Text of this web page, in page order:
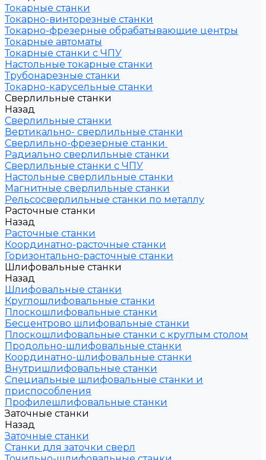
Токарные станки
Токарно-винторезные станки
Токарно-фрезерные обрабатывающие центры
Токарные автоматы
Токарные станки с ЧПУ
Настольные токарные станки
Трубонарезные станки
Токарно-карусельные станки
Сверлильные станки
Назад
Сверлильные станки
Вертикально- сверлильные станки
Сверлильно-фрезерные станки
Радиально сверлильные станки
Сверлильные станки с ЧПУ
Настольные сверлильные станки
Магнитные сверлильные станки
Рельсосверлильные станки по металлу
Расточные станки
Назад
Расточные станки
Координатно-расточные станки
Горизонтально-расточные станки
Шлифовальные станки
Назад
Шлифовальные станки
Круглошлифовальные станки
Плоскошлифовальные станки
Бесцентрово шлифовальные станки
Плоскошлифовальные станки с круглым столом
Продольно-шлифовальные станки
Координатно-шлифовальные станки
Внутришлифовальные станки
Специальные шлифовальные станки и
приспособления
Профилешлифовальные станки
Заточные станки
Назад
Заточные станки
Станки для заточки сверл